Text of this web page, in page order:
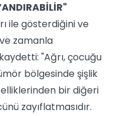
ile gösterdiğini ve
zamanla
"Ağrı, çocuğu
bölgesinde şişlik
bir diğeri
zayıflatmasıdır.